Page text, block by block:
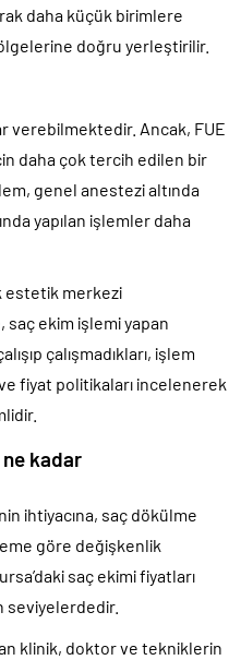
daha küçük birimlere
doğru yerleştirilir.
verebilmektedir. Ancak, FUE
daha çok tercih edilen bir
genel anestezi altında
yapılan işlemler daha
estetik merkezi
ekim işlemi yapan
çalışmadıkları, işlem
fiyat politikaları incelenerek
kadar
ihtiyacına, saç dökülme
göre değişkenlik
saç ekimi fiyatları
seviyelerdedir.
klinik, doktor ve tekniklerin